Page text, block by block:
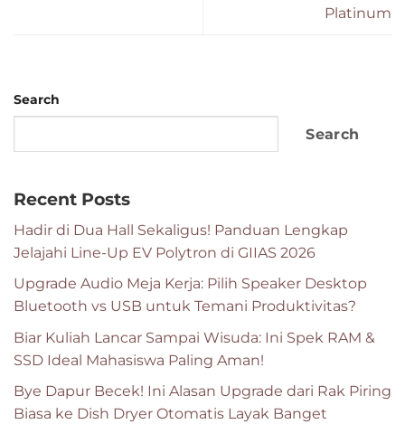
Platinum
Search
Search
Recent Posts
Hadir di Dua Hall Sekaligus! Panduan Lengkap
Jelajahi Line-Up EV Polytron di GIIAS 2026
Upgrade Audio Meja Kerja: Pilih Speaker Desktop
Bluetooth vs USB untuk Temani Produktivitas?
Biar Kuliah Lancar Sampai Wisuda: Ini Spek RAM &
SSD Ideal Mahasiswa Paling Aman!
Bye Dapur Becek! Ini Alasan Upgrade dari Rak Piring
Biasa ke Dish Dryer Otomatis Layak Banget